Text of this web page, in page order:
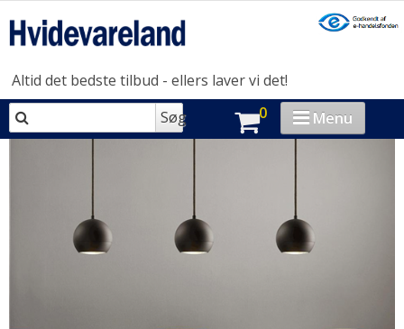
Altid det bedste tilbud - ellers laver vi det!
Søg
0 Menu
MADLAVNING